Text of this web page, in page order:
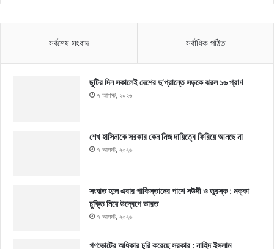
সর্বশেষ সংবাদ সর্বাধিক পঠিত
ছুটির দিন সকালেই দেশের দু’প্রান্তে সড়কে ঝরল ১৬ প্রাণ
৭ আগস্ট, ২০২৬
শেখ হাসিনাকে সরকার কেন নিজ দায়িত্বে ফিরিয়ে আনছে না
৭ আগস্ট, ২০২৬
সংঘাত হলে এবার পাকিস্তানের পাশে সউদী ও তুরস্ক : মক্কা
চুক্তি নিয়ে উদ্বেগে ভারত
৭ আগস্ট, ২০২৬
গণভোটের অধিকার চুরি করেছে সরকার : নাহিদ ইসলাম